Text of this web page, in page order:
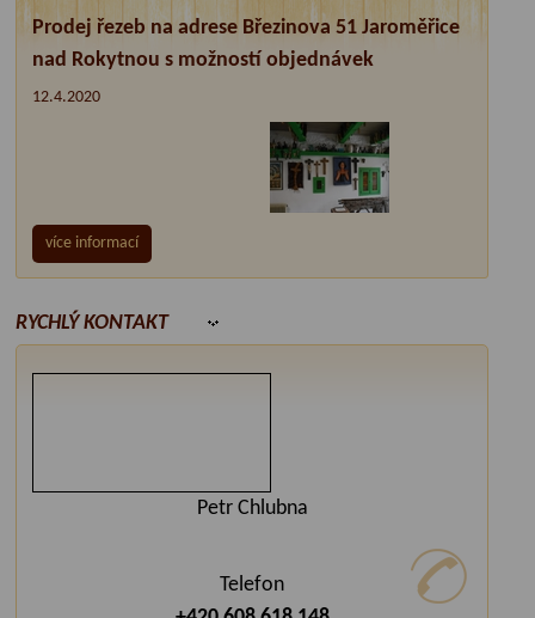
Prodej řezeb na adrese Březinova 51 Jaroměřice
nad Rokytnou s možností objednávek
12.4.2020
více informací
RYCHLÝ KONTAKT
Petr Chlubna
Telefon